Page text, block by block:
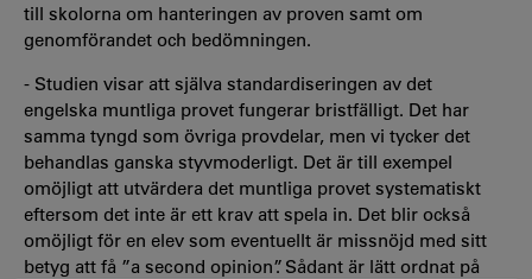
till skolorna om hanteringen av proven samt om
genomförandet och bedömningen.
- Studien visar att själva standardiseringen av det
engelska muntliga provet fungerar bristfälligt. Det har
samma tyngd som övriga provdelar, men vi tycker det
behandlas ganska styvmoderligt. Det är till exempel
omöjligt att utvärdera det muntliga provet systematiskt
eftersom det inte är ett krav att spela in. Det blir också
omöjligt för en elev som eventuellt är missnöjd med sitt
betyg att få ”a second opinion”. Sådant är lätt ordnat på